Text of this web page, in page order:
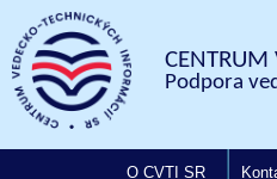
CENTRUM
Podpora
O CVTI SR